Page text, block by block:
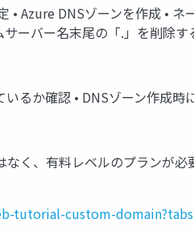
Azure DNSゾーンを作成 •
ーバー名末尾の「.」を削除
るか確認 • DNSゾーン作成
く、有料レベルのプランが
custom-